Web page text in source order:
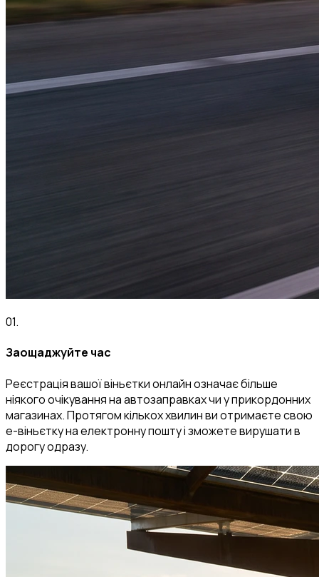
01.
Заощаджуйте час
Реєстрація вашої віньєтки онлайн означає більше
ніякого очікування на автозаправках чи у прикордонних
магазинах. Протягом кількох хвилин ви отримаєте свою
е-віньєтку на електронну пошту і зможете вирушати в
дорогу одразу.